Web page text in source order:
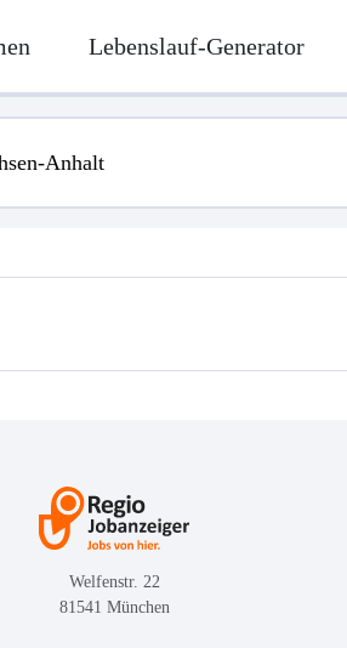
Lebenslauf-Generator
Welfenstr. 22
81541 München